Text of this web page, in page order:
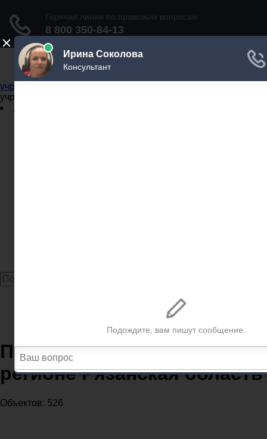
Не официальный справочник государственных
учреждений
учреждений
Задать вопрос юристу
Почтовые отделения в
регионе Рязанская область
Объектов: 526